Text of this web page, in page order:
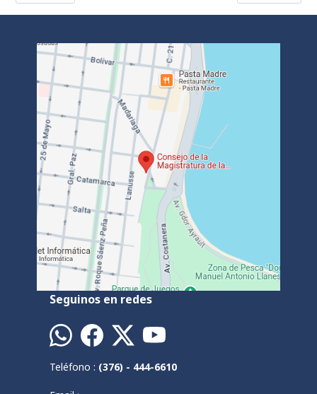
Seguinos en redes
Teléfono : (376) - 444-6610